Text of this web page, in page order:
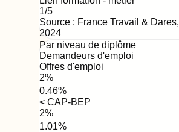
1/5
Source : France Travail & Dares,
2024
Par niveau de diplôme
Demandeurs d'emploi
Offres d'emploi
2%
0.46%
< CAP-BEP
2%
1.01%